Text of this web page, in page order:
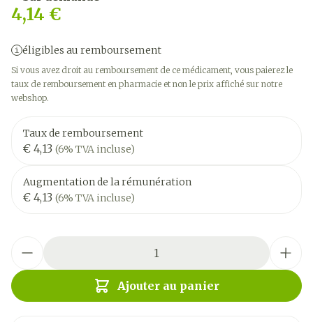
4,14 €
éligibles au remboursement
Si vous avez droit au remboursement de ce médicament, vous paierez le
taux de remboursement en pharmacie et non le prix affiché sur notre
webshop.
Taux de remboursement
€ 4,13 (6% TVA incluse)
Augmentation de la rémunération
€ 4,13 (6% TVA incluse)
Ajouter au panier